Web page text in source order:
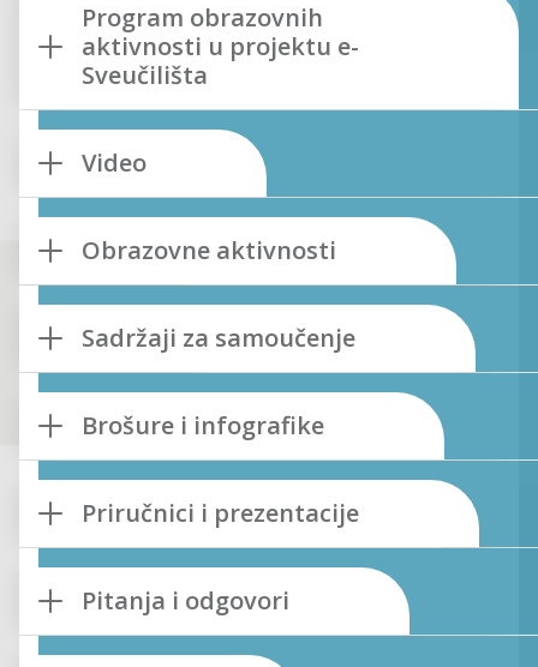
Program obrazovnih
aktivnosti u projektu e-
Sveučilišta
Video
Obrazovne aktivnosti
Sadržaji za samoučenje
Brošure i infografike
Priručnici i prezentacije
Pitanja i odgovori